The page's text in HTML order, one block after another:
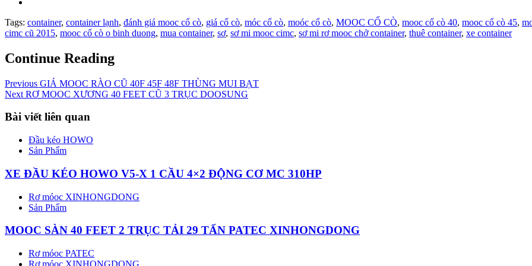
Tags: container, container lạnh, đánh giá mooc cổ cò, giá cổ cò, móc cổ cò, moóc cổ cò, MOOC CỔ CÒ, mooc cổ cò 40, mooc cổ cò 45,
cimc cũ 2015, mooc cổ cò o binh duong, mua container, sơ, sơ mi mooc cimc, sơ mi rơ mooc chở container, thuê container, xe container
Continue Reading
Previous GIÁ MOOC RÀO CŨ 40F 45F 48F THÙNG MUI BẠT
Next RƠ MOOC XƯƠNG 40 FEET CŨ 3 TRỤC DOOSUNG
Bài viết liên quan
Đầu kéo HOWO
Sản Phẩm
XE ĐẦU KÉO HOWO V5-X 1 CẦU 4×2 ĐỘNG CƠ MC 310HP
Rơ móoc XINHONGDONG
Sản Phẩm
MOOC SÀN 40 FEET 2 TRỤC TẢI 29 TẤN PATEC XINHONGDONG
Rơ móoc PATEC
Rơ móoc XINHONGDONG